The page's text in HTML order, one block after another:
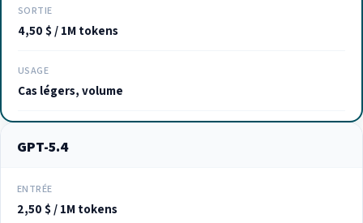
SORTIE
4,50 $ / 1M tokens
USAGE
Cas légers, volume
GPT-5.4
ENTRÉE
2,50 $ / 1M tokens